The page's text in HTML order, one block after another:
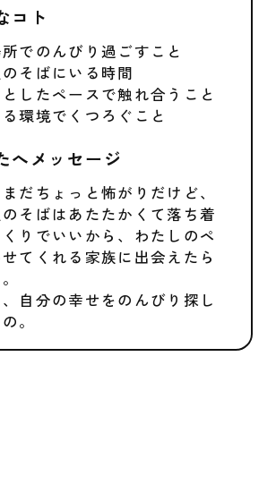
コト
所でのんびり過ごすこと
のそばにいる時間
としたペースで触れ合うこと
る環境でくつろぐこと
へメッセージ
だちょっと怖がりだけど、
そばはあたたかくて落ち着
りでいいから、わたしのペ
てくれる家族に出会えたら
自分の幸せをのんびり探し
。